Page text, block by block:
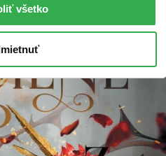
všetko